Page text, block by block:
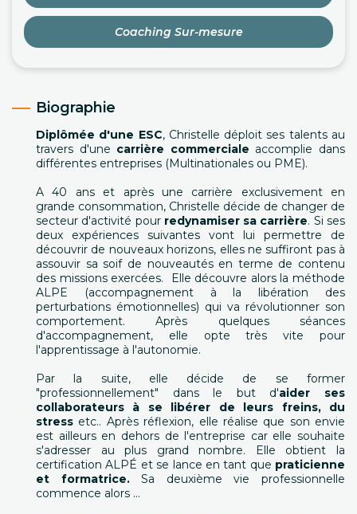
Coaching Sur-mesure
Biographie
Diplômée d'une ESC, Christelle déploit ses talents au
travers d'une carrière commerciale accomplie dans
différentes entreprises (Multinationales ou PME).
A 40 ans et après une carrière exclusivement en
grande consommation, Christelle décide de changer de
secteur d'activité pour redynamiser sa carrière. Si ses
deux expériences suivantes vont lui permettre de
découvrir de nouveaux horizons, elles ne suffiront pas à
assouvir sa soif de nouveautés en terme de contenu
des missions exercées. Elle découvre alors la méthode
ALPE (accompagnement à la libération des
perturbations émotionnelles) qui va révolutionner son
comportement. Après quelques séances
d'accompagnement, elle opte très vite pour
l'apprentissage à l'autonomie.
Par la suite, elle décide de se former
"professionnellement" dans le but d'aider ses
collaborateurs à se libérer de leurs freins, du
stress etc.. Après réflexion, elle réalise que son envie
est ailleurs en dehors de l'entreprise car elle souhaite
s'adresser au plus grand nombre. Elle obtient la
certification ALPÉ et se lance en tant que praticienne
et formatrice.Sa deuxième vie professionnelle
commence alors ...